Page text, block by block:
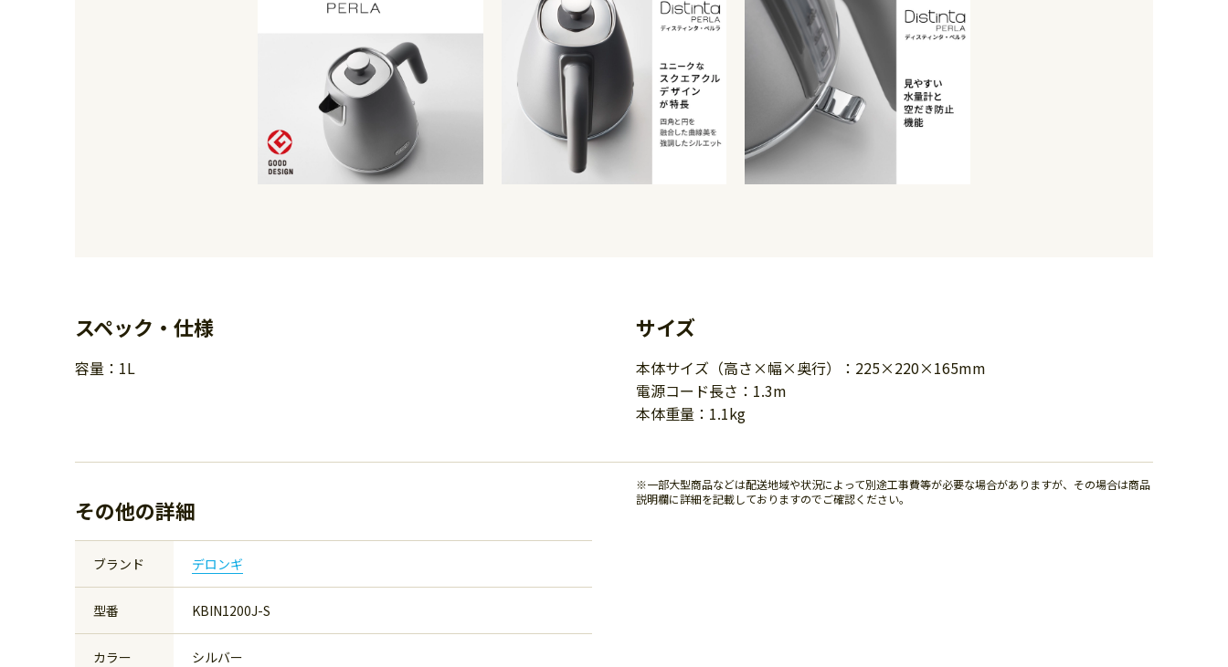
スペック・仕様
容量：1L
サイズ
本体サイズ（高さ×幅×奥行）：225×220×165mm
電源コード長さ：1.3m
本体重量：1.1kg
その他の詳細
ブランド デロンギ
型番 KBIN1200J-S
カラー シルバー
※一部大型商品などは配送地域や状況によって別途工事費等が必要な場合がありますが、その場合は商品
説明欄に詳細を記載しておりますのでご確認ください。